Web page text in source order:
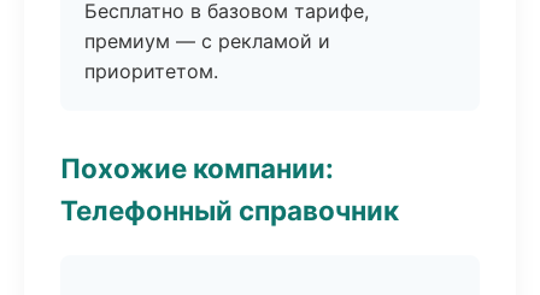
Бесплатно в базовом тарифе,
премиум — с рекламой и
приоритетом.
Похожие компании:
Телефонный справочник